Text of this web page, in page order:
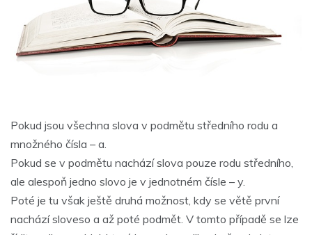
Pokud jsou všechna slova v podmětu středního rodu a
množného čísla – a.
Pokud se v podmětu nachází slova pouze rodu středního,
ale alespoň jedno slovo je v jednotném čísle – y.
Poté je tu však ještě druhá možnost, kdy se větě první
nachází sloveso a až poté podmět. V tomto případě se lze